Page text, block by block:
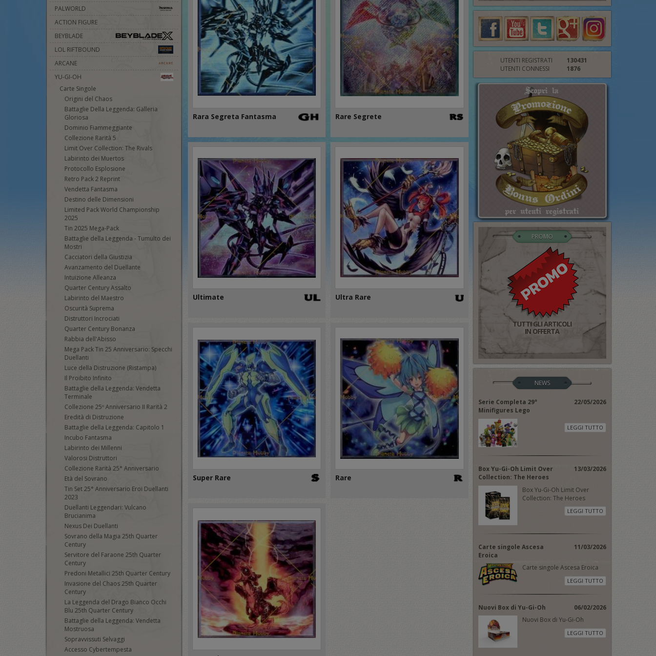
PALWORLD
ACTION FIGURE
BEYBLADE
LOL RIFTBOUND
ARCANE
YU-GI-OH
Carte Singole
Origini del Chaos
Battaglie Della Leggenda: Galleria
Gloriosa
Dominio Fiammeggiante
Collezione Rarità 5
Limit Over Collection: The Rivals
Labirinto dei Muertos
Protocollo Esplosione
Retro Pack 2 Reprint
Vendetta Fantasma
Destino delle Dimensioni
Limited Pack World Championship
2025
Tin 2025 Mega-Pack
Battaglie della Leggenda - Tumulto dei
Mostri
Cacciatori della Giustizia
Avanzamento del Duellante
Intuizione Alleanza
Quarter Century Assalto
Labirinto del Maestro
Oscurità Suprema
Distruttori Incrociati
Quarter Century Bonanza
Rabbia dell'Abisso
Mega Pack Tin 25 Anniversario: Specchi
Duellanti
Luce della Distruzione (Ristampa)
Il Proibito Infinito
Battaglie della Leggenda: Vendetta
Terminale
Collezione 25º Anniversario II Rarità 2
Eredità di Distruzione
Battaglie della Leggenda: Capitolo 1
Incubo Fantasma
Labirinto dei Millenni
Valorosi Distruttori
Collezione Rarità 25° Anniversario
Età del Sovrano
Tin Set 25° Anniversario Eroi Duellanti
2023
Duellanti Leggendari: Vulcano
Brucianima
Nexus Dei Duellanti
Sovrano della Magia 25th Quarter
Century
Servitore del Faraone 25th Quarter
Century
Predoni Metallici 25th Quarter Century
Invasione del Chaos 25th Quarter
Century
La Leggenda del Drago Bianco Occhi
Blu 25th Quarter Century
Battaglie della Leggenda: Vendetta
Mostruosa
Sopravvissuti Selvaggi
Accesso Cybertempesta
Rara Segreta Fantasma Rare Segrete
Ultimate Ultra Rare
Super Rare Rare
UTENTI REGISTRATI
130431
UTENTI CONNESSI
1876
PROMO
TUTTI GLI ARTICOLI
IN OFFERTA
NEWS
Serie Completa 29°
Minifigures Lego
22/05/2026
LEGGI TUTTO
Box Yu-Gi-Oh Limit Over
Collection: The Heroes
13/03/2026
Box Yu-Gi-Oh Limit Over
Collection: The Heroes
LEGGI TUTTO
Carte singole Ascesa
Eroica
11/03/2026
Carte singole Ascesa Eroica
LEGGI TUTTO
Nuovi Box di Yu-Gi-Oh
06/02/2026
Nuovi Box di Yu-Gi-Oh
LEGGI TUTTO